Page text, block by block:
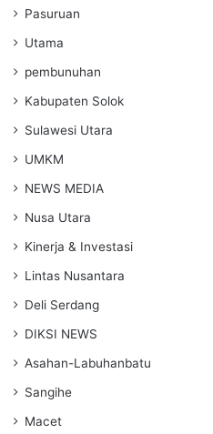
Pasuruan
Utama
pembunuhan
Kabupaten Solok
Sulawesi Utara
UMKM
NEWS MEDIA
Nusa Utara
Kinerja & Investasi
Lintas Nusantara
Deli Serdang
DIKSI NEWS
Asahan-Labuhanbatu
Sangihe
Macet